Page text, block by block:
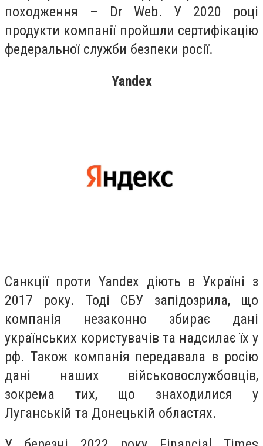
походження – Dr Web. У 2020 році
продукти компанії пройшли сертифікацію
федеральної служби безпеки росії.
Yandex
Санкції проти Yandex діють в Україні з
2017 року. Тоді СБУ запідозрила, що
компанія незаконно збирає дані
українських користувачів та надсилає їх у
рф. Також компанія передавала в росію
дані наших військовослужбовців,
зокрема тих, що знаходилися у
Луганській та Донецькій областях.